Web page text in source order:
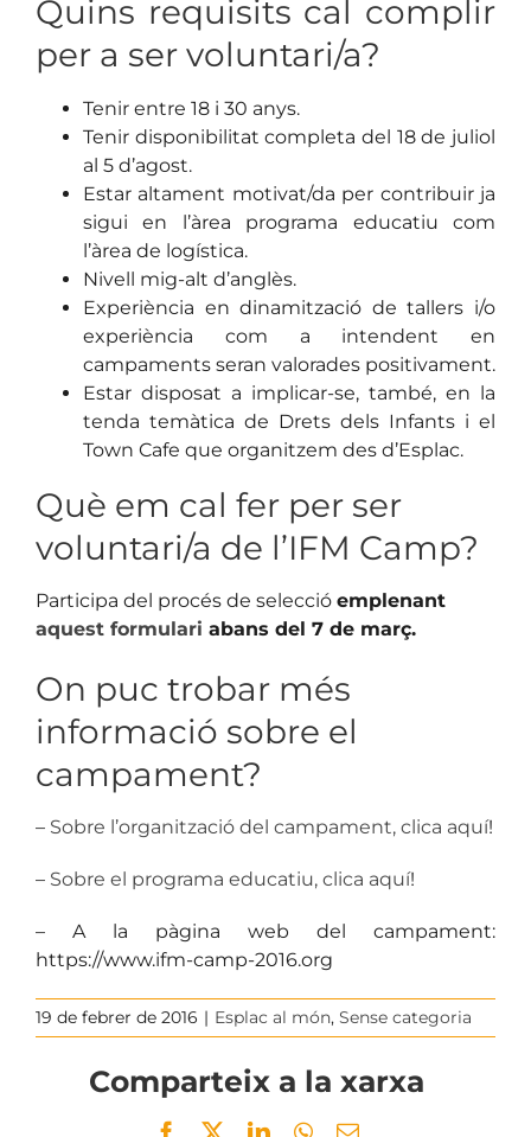
Quins requisits cal complir
per a ser voluntari/a?
Tenir entre 18 i 30 anys.
Tenir disponibilitat completa del 18 de juliol
al 5 d’agost.
Estar altament motivat/da per contribuir ja
sigui en l’àrea programa educatiu com
l’àrea de logística.
Nivell mig-alt d’anglès.
Experiència en dinamització de tallers i/o
experiència com a intendent en
campaments seran valorades positivament.
Estar disposat a implicar-se, també, en la
tenda temàtica de Drets dels Infants i el
Town Cafe que organitzem des d’Esplac.
Què em cal fer per ser
voluntari/a de l’IFM Camp?
Participa del procés de selecció emplenant
aquest formulari abans del 7 de març.
On puc trobar més
informació sobre el
campament?
– Sobre l’organització del campament, clica aquí!
– Sobre el programa educatiu, clica aquí!
– A la pàgina web del campament:
https://www.ifm-camp-2016.org
19 de febrer de 2016 | Esplac al món, Sense categoria
Comparteix a la xarxa
Facebook
TwitterLinkedInWhatsApp
Email